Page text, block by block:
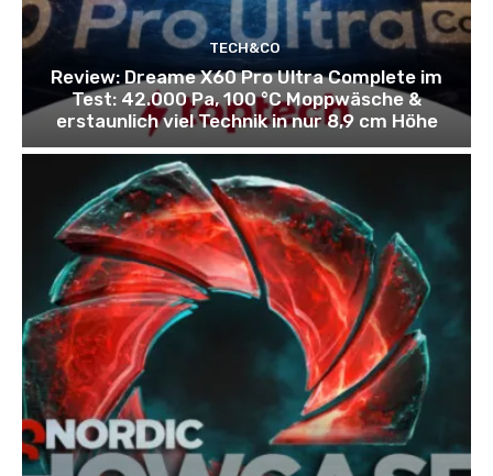
TECH&CO
Review: Dreame X60 Pro Ultra Complete im
Test: 42.000 Pa, 100 °C Moppwäsche &
erstaunlich viel Technik in nur 8,9 cm Höhe